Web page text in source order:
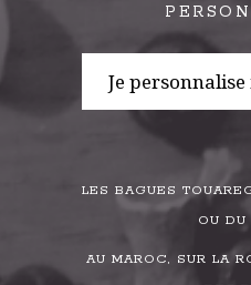
Je
LES BAGUES
OU DU
AU MAROC, SUR LA